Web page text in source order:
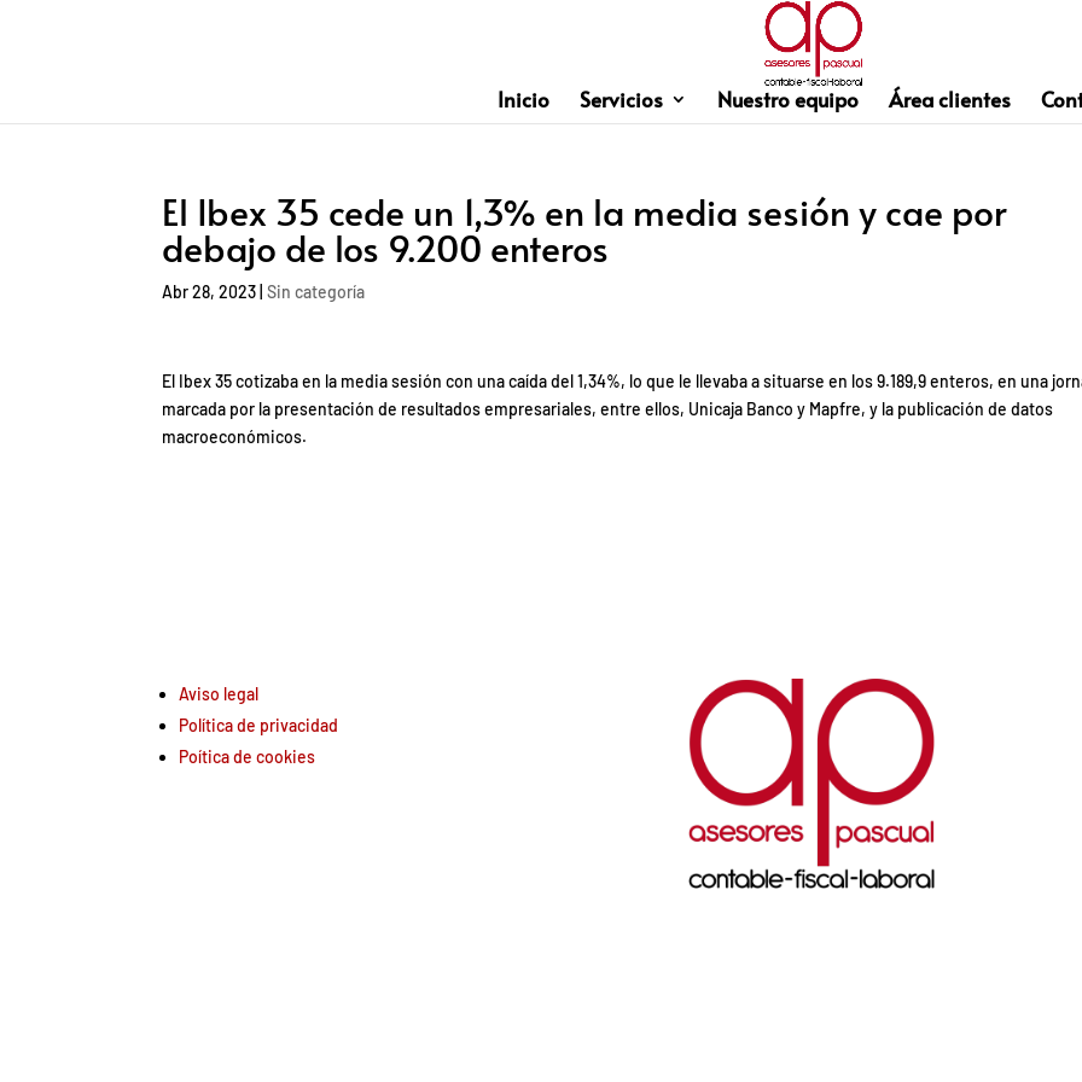
Inicio Servicios Nuestro equipo Área clientes
El Ibex 35 cede un 1,3% en la media sesión y cae por
debajo de los 9.200 enteros
Abr 28, 2023 |Sin categoría
El Ibex 35 cotizaba en la media sesión con una caída del 1,34%, lo que le llevaba a situarse en los 9.189,9 enteros, en una
marcada por la presentación de resultados empresariales, entre ellos, Unicaja Banco y Mapfre, y la publicación de datos
macroeconómicos.
Aviso legal
Política de privacidad
Poítica de cookies